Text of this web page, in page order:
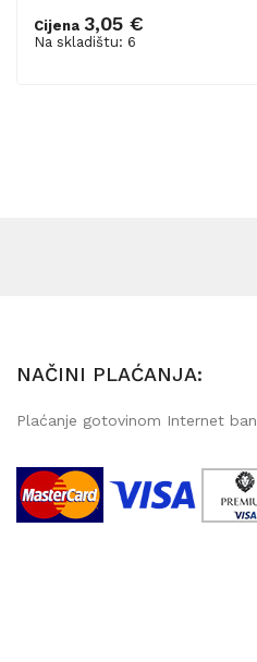
Cijena 3,05 €
Na skladištu: 6
Dodaj u košaricu
NAČINI PLAĆANJA:
Plaćanje gotovinom Internet